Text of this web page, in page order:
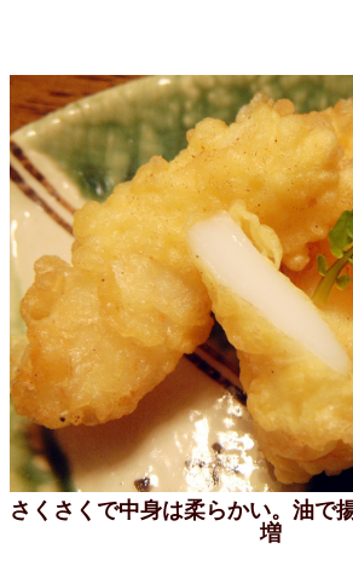
さくさくで中身は柔らかい。油で
増